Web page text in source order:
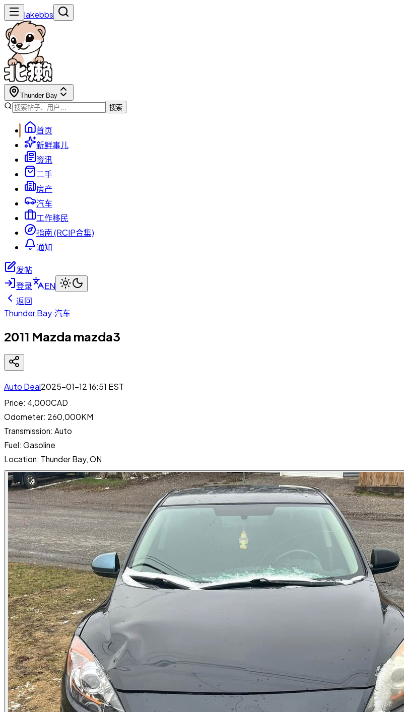
lakebbs
Thunder Bay
搜索
首页
新鲜事儿
资讯
二手
房产
汽车
工作移民
指南 (RCIP合集)
通知
发帖
登录
EN
返回
Thunder Bay·汽车
2011 Mazda mazda3
Auto Deal2025-01-12 16:51 EST
Price: 4,000CAD
Odometer: 260,000KM
Transmission: Auto
Fuel: Gasoline
Location: Thunder Bay, ON